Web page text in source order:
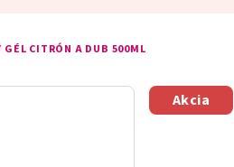
GÉL CITRÓN A DUB 500ML
Akcia